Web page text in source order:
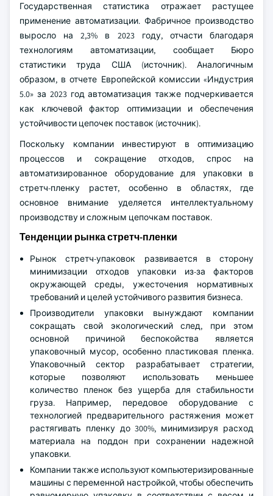
Государственная статистика отражает растущее
применение автоматизации. Фабричное производство
выросло на 2,3% в 2023 году, отчасти благодаря
технологиям автоматизации, сообщает Бюро
статистики труда США (источник). Аналогичным
образом, в отчете Европейской комиссии «Индустрия
5.0» за 2023 год автоматизация также подчеркивается
как ключевой фактор оптимизации и обеспечения
устойчивости цепочек поставок (источник).
Поскольку компании инвестируют в оптимизацию
процессов и сокращение отходов, спрос на
автоматизированное оборудование для упаковки в
стретч-пленку растет, особенно в областях, где
основное внимание уделяется интеллектуальному
производству и сложным цепочкам поставок.
Тенденции рынка стретч-пленки
Рынок стретч-упаковок развивается в сторону
минимизации отходов упаковки из-за факторов
окружающей среды, ужесточения нормативных
требований и целей устойчивого развития бизнеса.
Производители упаковки вынуждают компании
сокращать свой экологический след, при этом
основной причиной беспокойства является
упаковочный мусор, особенно пластиковая пленка.
Упаковочный сектор разрабатывает стратегии,
которые позволяют использовать меньшее
количество пленок без ущерба для стабильности
груза. Например, передовое оборудование с
технологией предварительного растяжения может
растягивать пленку до 300%, минимизируя расход
материала на поддон при сохранении надежной
упаковки.
Компании также используют компьютеризированные
машины с переменной настройкой, чтобы обеспечить